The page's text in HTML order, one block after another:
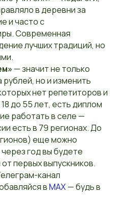
в деревни за
и часто с
Современная
лучших традиций, но
— значит не только
рублей, но и изменить
нет репетиторов и
до 55 лет, есть диплом
работать в селе —
есть в 79 регионах. До
еще можно
год вы будете
первых выпускников.
канал
вMAX— будь в